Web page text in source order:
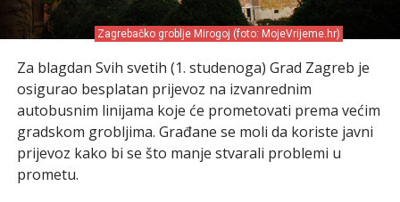
Zagrebačko groblje Mirogoj (foto: MojeVrijeme.hr)
Za blagdan Svih svetih (1. studenoga) Grad Zagreb je
osigurao besplatan prijevoz na izvanrednim
autobusnim linijama koje će prometovati prema većim
gradskom grobljima. Građane se moli da koriste javni
prijevoz kako bi se što manje stvarali problemi u
prometu.